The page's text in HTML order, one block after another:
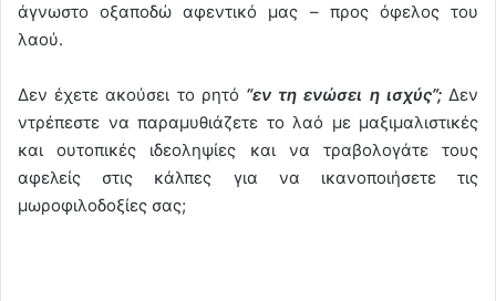
άγνωστο οξαποδώ αφεντικό μας – προς όφελος του
λαού.
Δεν έχετε ακούσει το ρητό “εν τη ενώσει η ισχύς”;Δεν
ντρέπεστε να παραμυθιάζετε το λαό με μαξιμαλιστικές
και ουτοπικές ιδεοληψίες και να τραβολογάτε τους
αφελείς στις κάλπες για να ικανοποιήσετε τις
μωροφιλοδοξίες σας;